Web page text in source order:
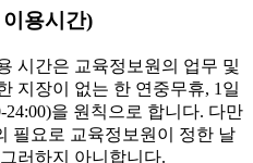
용시간)
시간은 교육정보원의 업무 및
지장이 없는 한 연중무휴, 1일
24:00)을 원칙으로 합니다. 다만
필요로 교육정보원이 정한 날
러하지 아니합니다.